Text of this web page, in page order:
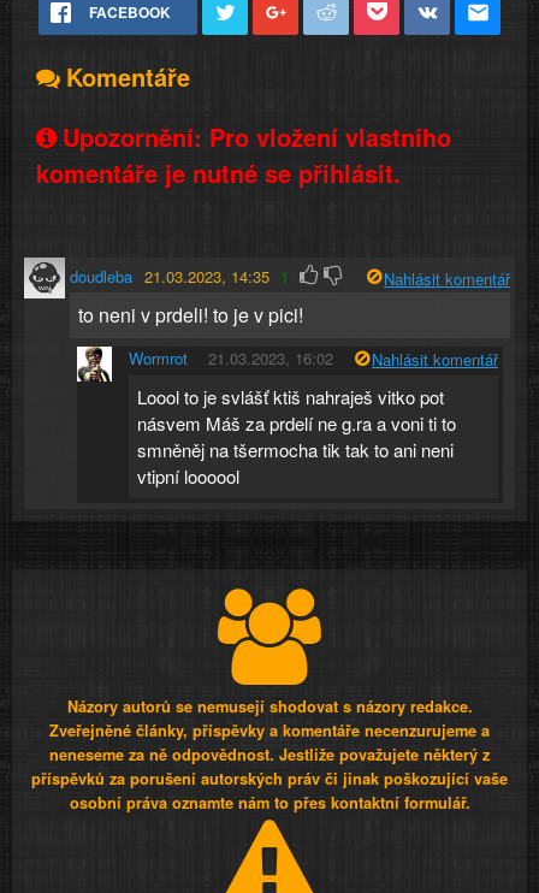
FACEBOOK
Komentáře
Upozornění: Pro vložení vlastního
komentáře je nutné se přihlásit.
doudleba 21.03.2023, 14:35 1 Nahlásit komentář
to neni v prdeli! to je v pici!
Wormrot 21.03.2023, 16:02 Nahlásit komentář
Loool to je svlášť ktiš nahraješ vitko pot
násvem Máš za prdelí ne g.ra a voni ti to
smněněj na tšermocha tik tak to ani neni
vtipní loooool
Názory autorů se nemusejí shodovat s názory redakce.
Zveřejněné články, příspěvky a komentáře necenzurujeme a
neneseme za ně odpovědnost. Jestliže považujete některý z
příspěvků za porušení autorských práv či jinak poškozující vaše
osobní práva oznamte nám to přes kontaktní formulář.